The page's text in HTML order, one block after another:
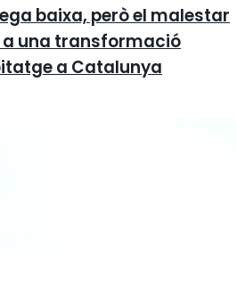
baixa, però el malestar
una transformació
a Catalunya